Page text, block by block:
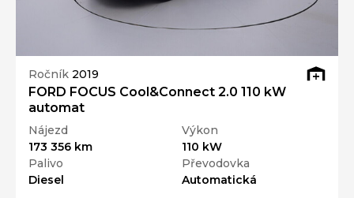
Ročník 2019
FORD FOCUS Cool&Connect 2.0 110 kW
automat
Nájezd
173 356 km
Výkon
110 kW
Palivo
Diesel
Převodovka
Automatická